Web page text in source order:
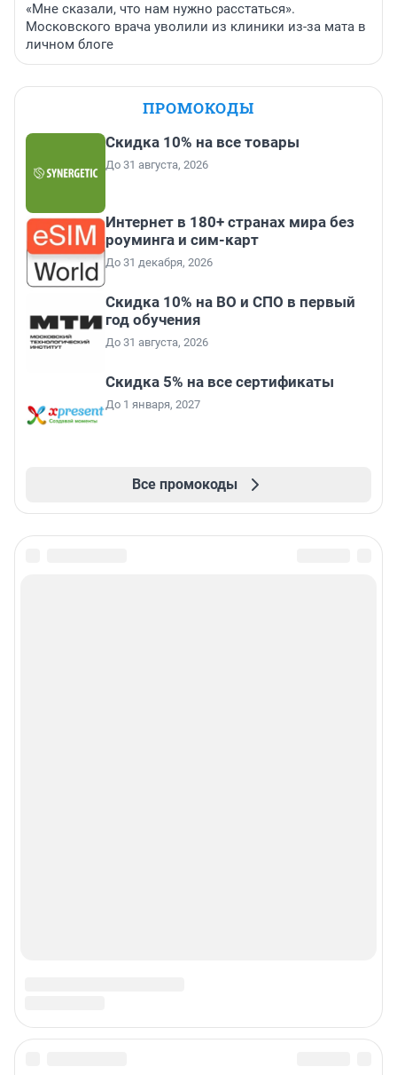
«Мне сказали, что нам нужно расстаться».
Московского врача уволили из клиники из-за мата в
личном блоге
ПРОМОКОДЫ
Скидка 10% на все товары
До 31 августа, 2026
Интернет в 180+ странах мира без
роуминга и сим-карт
До 31 декабря, 2026
Скидка 10% на ВО и СПО в первый
год обучения
До 31 августа, 2026
Скидка 5% на все сертификаты
До 1 января, 2027
Все промокоды